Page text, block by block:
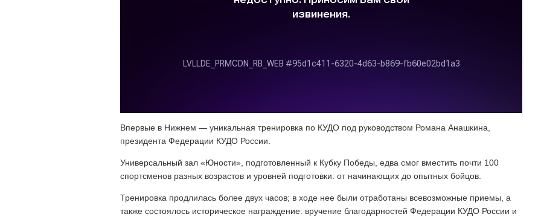
Впервые в Нижнем — уникальная тренировка по КУДО под руководством Романа Анашкина,
президента Федерации КУДО России.
Универсальный зал «Юности», подготовленный к Кубку Победы, едва смог вместить почти 100
спортсменов разных возрастов и уровней подготовки: от начинающих до опытных бойцов.
Тренировка продлилась более двух часов; в ходе нее были отработаны всевозможные приемы, а
также состоялось историческое награждение: вручение благодарностей Федерации КУДО России и